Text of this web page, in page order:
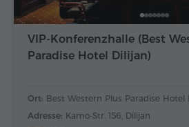
VIP-Konferenzhalle (Best
Paradise Hotel Dilijan)
Ort: Best Western Plus Paradise Hotel
Adresse: Kamo-Str. 156, Dilijan